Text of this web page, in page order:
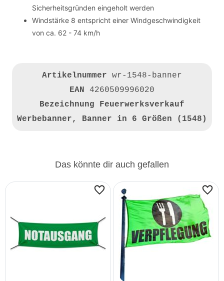
Sicherheitsgründen eingeholt werden
Windstärke 8 entspricht einer Windgeschwindigkeit
von ca. 62 - 74 km/h
Artikelnummer wr-1548-banner
EAN 4260509996020
Bezeichnung Feuerwerksverkauf
Werbebanner, Banner in 6 Größen (1548)
Das könnte dir auch gefallen